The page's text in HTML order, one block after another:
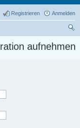
Anmelden
Registrieren
he
aufnehmen